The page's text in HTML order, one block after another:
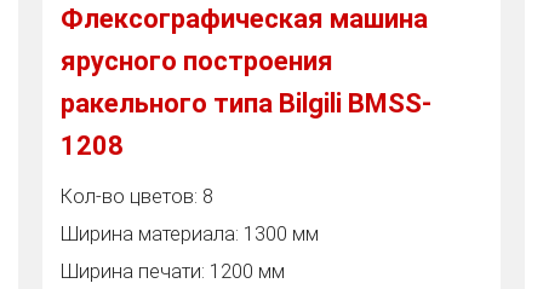
Флексографическая машина
ярусного построения
ракельного типа Bilgili BMSS-
1208
Кол-во цветов: 8
Ширина материала: 1300 мм
Ширина печати: 1200 мм